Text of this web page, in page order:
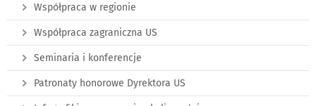
Współpraca w regionie
Współpraca zagraniczna US
Seminaria i konferencje
Patronaty honorowe Dyrektora US